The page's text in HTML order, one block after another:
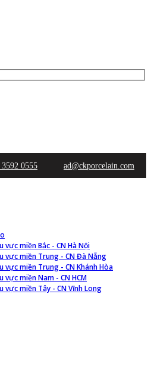
0555 ad@ckporcelain.com
vực miền Bắc - CN Hà Nội
vực miền Trung - CN Đà Nẵng
vực miền Trung - CN Khánh Hòa
vực miền Nam - CN HCM
vực miền Tây - CN Vĩnh Long